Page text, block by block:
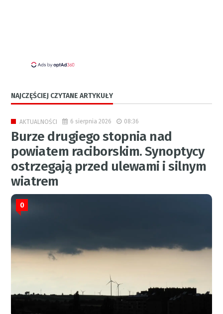
NAJCZĘŚCIEJ CZYTANE ARTYKUŁY
AKTUALNOŚCI 6 sierpnia 2026 08:36
Burze drugiego stopnia nad
powiatem raciborskim. Synoptycy
ostrzegają przed ulewami i silnym
wiatrem
0